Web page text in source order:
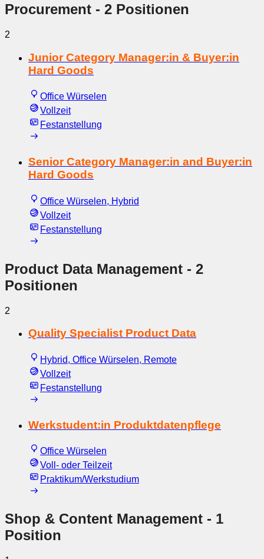
Procurement - 2 Positionen
2
Junior Category Manager:in & Buyer:in
Hard Goods
Office Würselen
Vollzeit
Festanstellung
Senior Category Manager:in and Buyer:in
Hard Goods
Office Würselen, Hybrid
Vollzeit
Festanstellung
Product Data Management - 2
Positionen
2
Quality Specialist Product Data
Hybrid, Office Würselen, Remote
Vollzeit
Festanstellung
Werkstudent:in Produktdatenpflege
Office Würselen
Voll- oder Teilzeit
Praktikum/Werkstudium
Shop & Content Management - 1
Position